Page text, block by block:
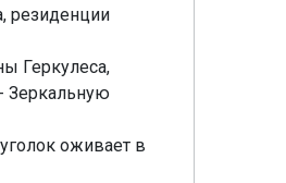
резиденции
Геркулеса,
Зеркальную
оживает в